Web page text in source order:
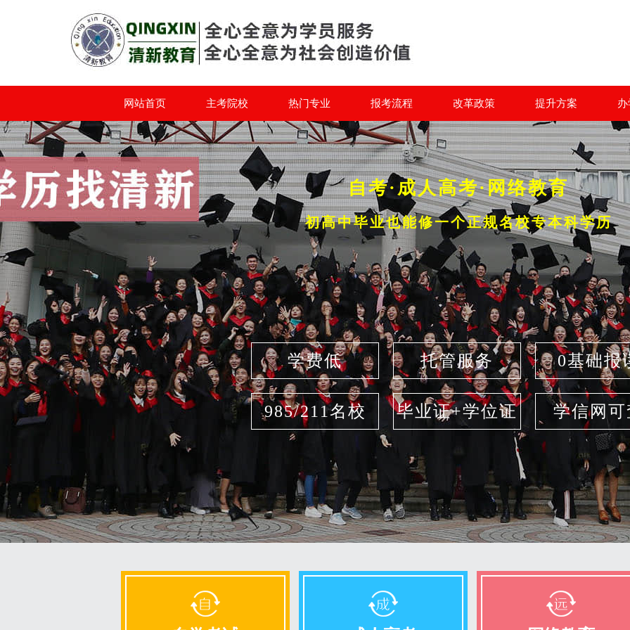
网站首页 主考院校 热门专业 报考流程 改革政策 提升方案
自考·成人高考·网络教育
初高中毕业也能修一个正规名校专本科学历
学费低 托管服务 0基础报
985/211名校 毕业证+学位证 学信网可